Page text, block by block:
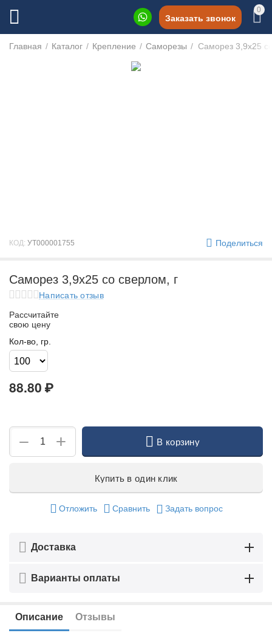
0
Заказать звонок
Главная / Каталог / Крепление / Саморезы / Саморез 3,9х25
КОД: УТ000001755 Поделиться
Саморез 3,9х25 со сверлом, г
Написать отзыв
Рассчитайте
свою цену
Кол-во, гр.
88.80 ₽
+
− В корзину
Купить в один клик
Отложить Сравнить Задать вопрос
Доставка
Варианты оплаты
Описание Отзывы